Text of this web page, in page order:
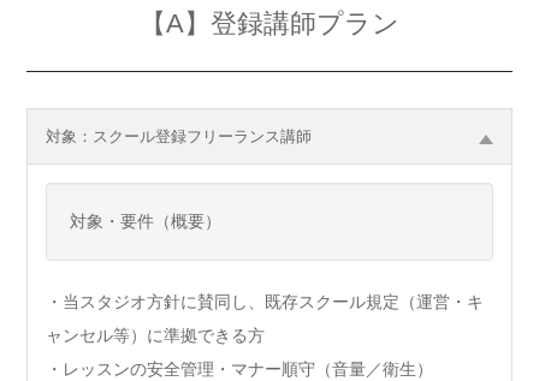
【A】登録講師プラン
対象：スクール登録フリーランス講師
対象・要件（概要）
・当スタジオ方針に賛同し、既存スクール規定（運営・キ
ャンセル等）に準拠できる方
・レッスンの安全管理・マナー順守（音量／衛生）